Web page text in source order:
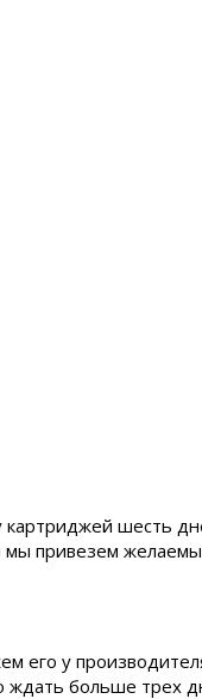
шесть
привезем
его у
ждать больше трех